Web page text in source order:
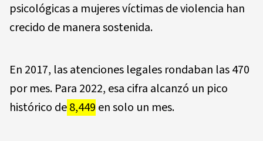
psicológicas a mujeres víctimas de violencia han
crecido de manera sostenida.
En 2017, las atenciones legales rondaban las 470
por mes. Para 2022, esa cifra alcanzó un pico
histórico de8,449 en solo un mes.